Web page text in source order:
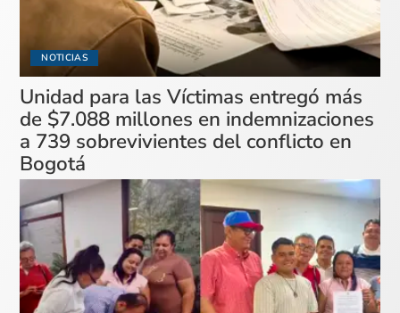
NOTICIAS
Unidad para las Víctimas entregó más
de $7.088 millones en indemnizaciones
a 739 sobrevivientes del conflicto en
Bogotá